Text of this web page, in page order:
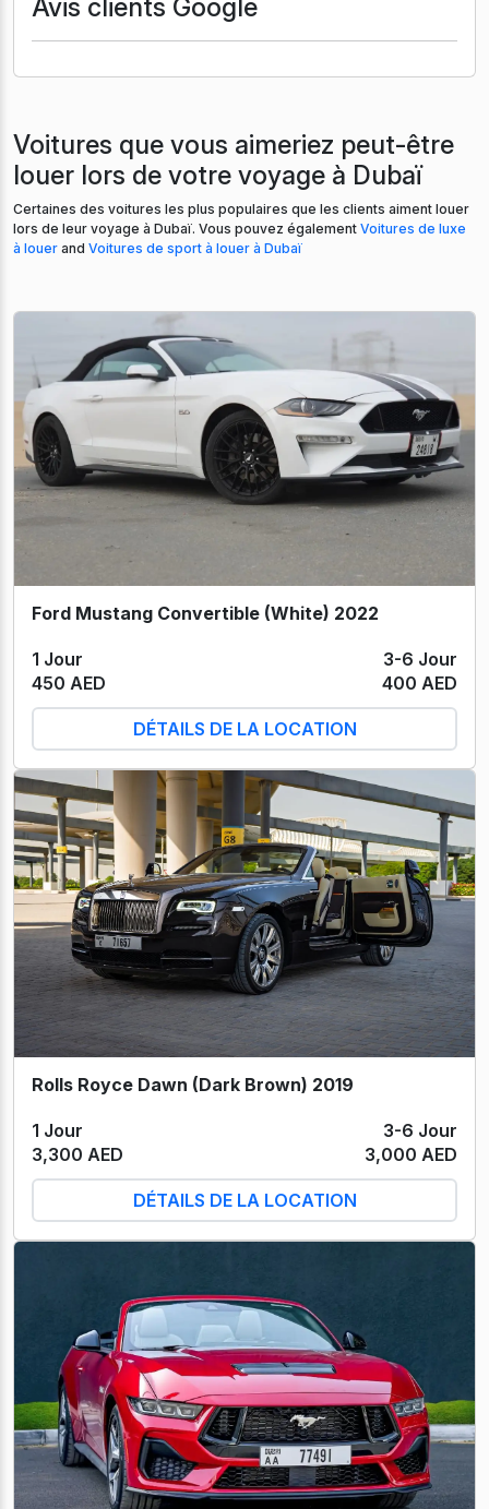
Avis clients Google
Voitures que vous aimeriez peut-être
louer lors de votre voyage à Dubaï
Certaines des voitures les plus populaires que les clients aiment louer
lors de leur voyage à Dubaï. Vous pouvez également Voitures de luxe
à louer and Voitures de sport à louer à Dubaï
Ford Mustang Convertible (White) 2022
1 Jour
3-6 Jour
450 AED
400 AED
DÉTAILS DE LA LOCATION
Rolls Royce Dawn (Dark Brown) 2019
1 Jour
3-6 Jour
3,300 AED
3,000 AED
DÉTAILS DE LA LOCATION